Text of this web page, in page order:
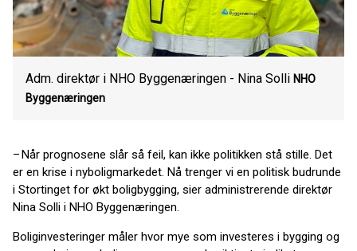
Adm. direktør i NHO Byggenæringen - Nina Solli NHO
Byggenæringen
– Når prognosene slår så feil, kan ikke politikken stå stille. Det
er en krise i nyboligmarkedet. Nå trenger vi en politisk budrunde
i Stortinget for økt boligbygging, sier administrerende direktør
Nina Solli i NHO Byggenæringen.
Boliginvesteringer måler hvor mye som investeres i bygging og